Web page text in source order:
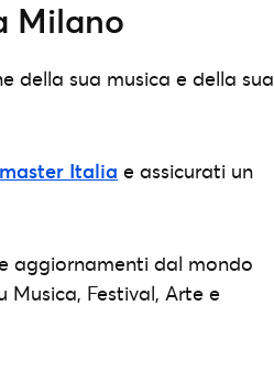
Milano
della sua musica e della sua
Italia e assicurati un
aggiornamenti dal mondo
Musica, Festival, Arte e